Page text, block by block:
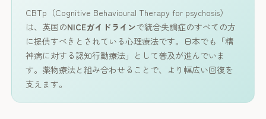
CBTp（Cognitive Behavioural Therapy for psychosis）
は、英国のNICEガイドラインで統合失調症のすべての方
に提供すべきとされている心理療法です。日本でも「精
神病に対する認知行動療法」として普及が進んでいま
す。薬物療法と組み合わせることで、より幅広い回復を
支えます。